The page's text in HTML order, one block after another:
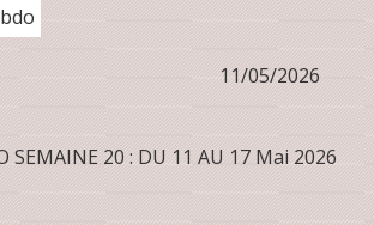
11/05/2026
SEMAINE 20 : DU 11 AU 17 Mai 2026